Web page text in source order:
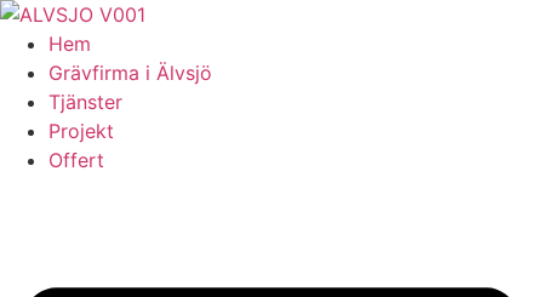
Skip
content
Hem
Grävfirma i Älvsjö
Tjänster
Projekt
Offert